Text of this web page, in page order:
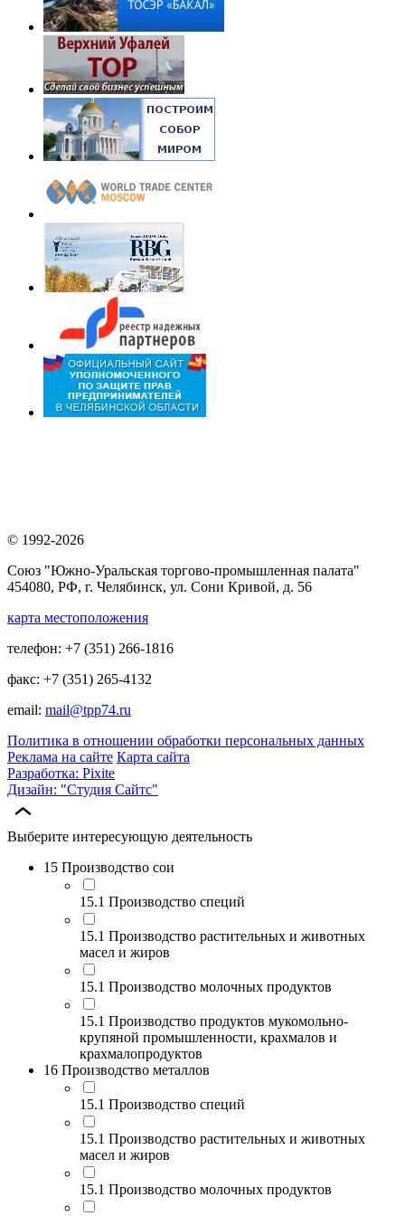
© 1992-2026
Союз "Южно-Уральская торгово-промышленная палата"
454080, РФ, г. Челябинск, ул. Сони Кривой, д. 56
карта местоположения
телефон: +7 (351) 266-1816
факс: +7 (351) 265-4132
email: mail@tpp74.ru
Политика в отношении обработки персональных данных
Реклама на сайте Карта сайта
Разработка: Pixite
Дизайн: "Студия Сайтс"
Выберите интересующую деятельность
15 Производство сои
15.1 Производство специй
15.1 Производство растительных и животных
масел и жиров
15.1 Производство молочных продуктов
15.1 Производство продуктов мукомольно-
крупяной промышленности, крахмалов и
крахмалопродуктов
16 Производство металлов
15.1 Производство специй
15.1 Производство растительных и животных
масел и жиров
15.1 Производство молочных продуктов